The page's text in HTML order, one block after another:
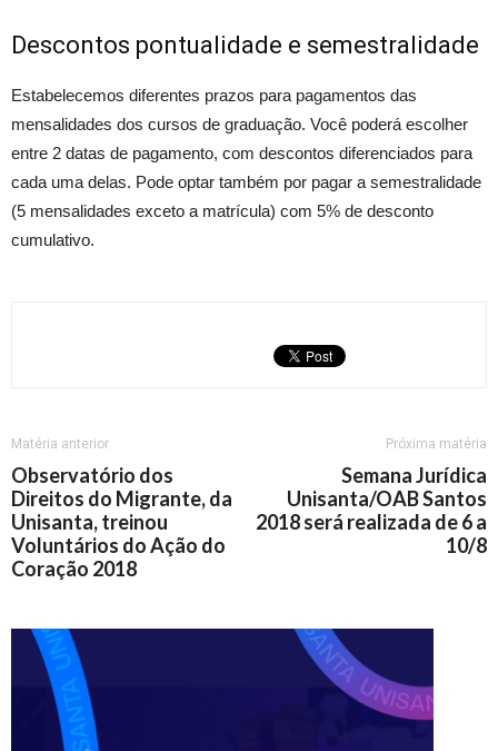
Descontos pontualidade e semestralidade
Estabelecemos diferentes prazos para pagamentos das
mensalidades dos cursos de graduação. Você poderá escolher
entre 2 datas de pagamento, com descontos diferenciados para
cada uma delas. Pode optar também por pagar a semestralidade
(5 mensalidades exceto a matrícula) com 5% de desconto
cumulativo.
Matéria anterior
Observatório dos
Direitos do Migrante, da
Unisanta, treinou
Voluntários do Ação do
Coração 2018
Próxima matéria
Semana Jurídica
Unisanta/OAB Santos
2018 será realizada de 6 a
10/8